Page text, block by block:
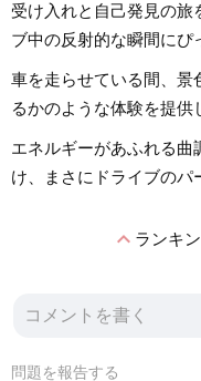
受け入れと自己発見の旅
ブ中の反射的な瞬間にぴ
車を走らせている間、景
るかのような体験を提供
エネルギーがあふれる曲
け、まさにドライブのパ
expand_lessランキ
問題を報告する